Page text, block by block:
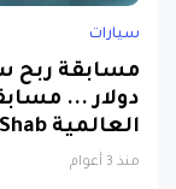
سيارات
دولار ...
العالمية Shab
منذ 3 أعوام